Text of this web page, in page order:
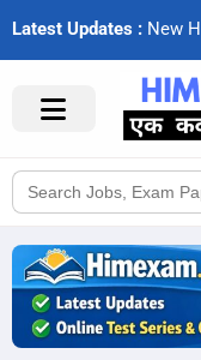
Latest Updates : New H
Search
for: